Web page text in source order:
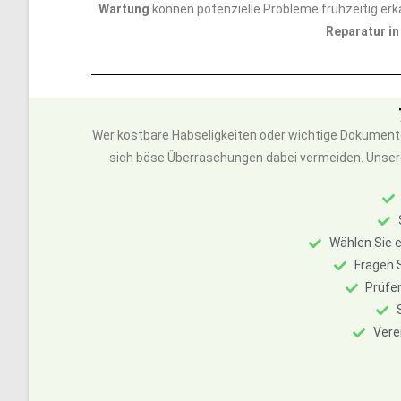
Wartung können potenzielle Probleme frühzeitig
Reparatur
Wer kostbare Habseligkeiten oder wichtige
sich böse Überraschungen dabei vermeiden.
Wählen Sie
Fragen